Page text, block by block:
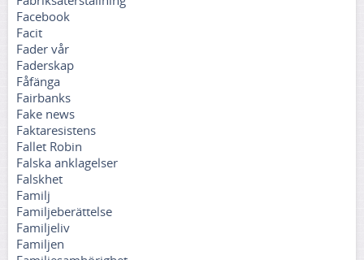
Facebook
Facit
Fader vår
Faderskap
Fåfänga
Fairbanks
Fake news
Faktaresistens
Fallet Robin
Falska anklagelser
Falskhet
Familj
Familjeberättelse
Familjeliv
Familjen